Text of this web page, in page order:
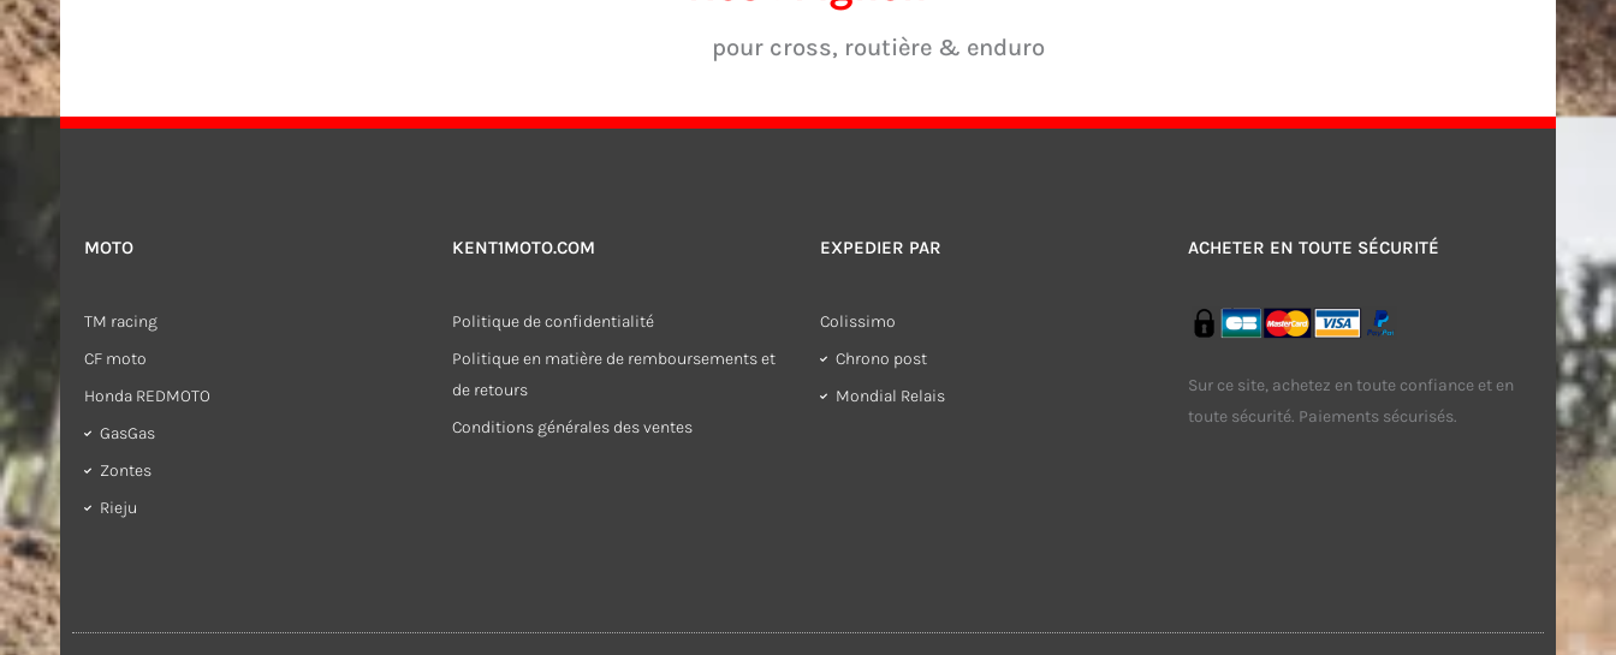
pour cross, routière & enduro
MOTO
TM racing
CF moto
Honda REDMOTO
GasGas
Zontes
Rieju
KENT1MOTO.COM
Politique de confidentialité
Politique en matière de remboursements et
de retours
Conditions générales des ventes
EXPEDIER PAR
Colissimo
Chrono post
Mondial Relais
ACHETER EN TOUTE SÉCURITÉ
Sur ce site, achetez en toute confiance et en
toute sécurité. Paiements sécurisés.